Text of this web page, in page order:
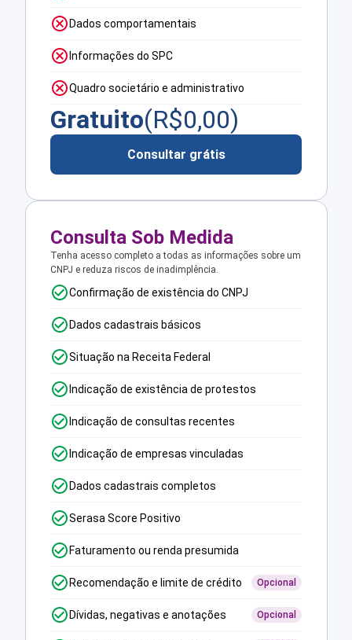
Dados comportamentais
Informações do SPC
Quadro societário e administrativo
Gratuito(R$0,00)
Consultar grátis
Consulta Sob Medida
Tenha acesso completo a todas as informações sobre um
CNPJ e reduza riscos de inadimplência.
Confirmação de existência do CNPJ
Dados cadastrais básicos
Situação na Receita Federal
Indicação de existência de protestos
Indicação de consultas recentes
Indicação de empresas vinculadas
Dados cadastrais completos
Serasa Score Positivo
Faturamento ou renda presumida
Recomendação e limite de crédito Opcional
Dívidas, negativas e anotações Opcional